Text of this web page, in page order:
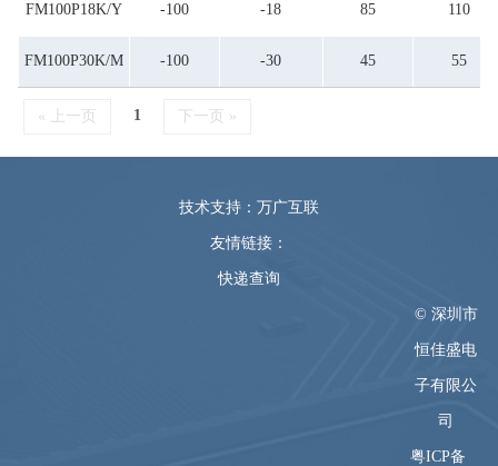
FM100P18K/Y -100 -18 85 110
FM100P30K/M -100 -30 45 55
« 上一页 1 下一页 »
技术支持：万广互联
友情链接：
快递查询
© 深圳市
恒佳盛电
子有限公
司
粤ICP备